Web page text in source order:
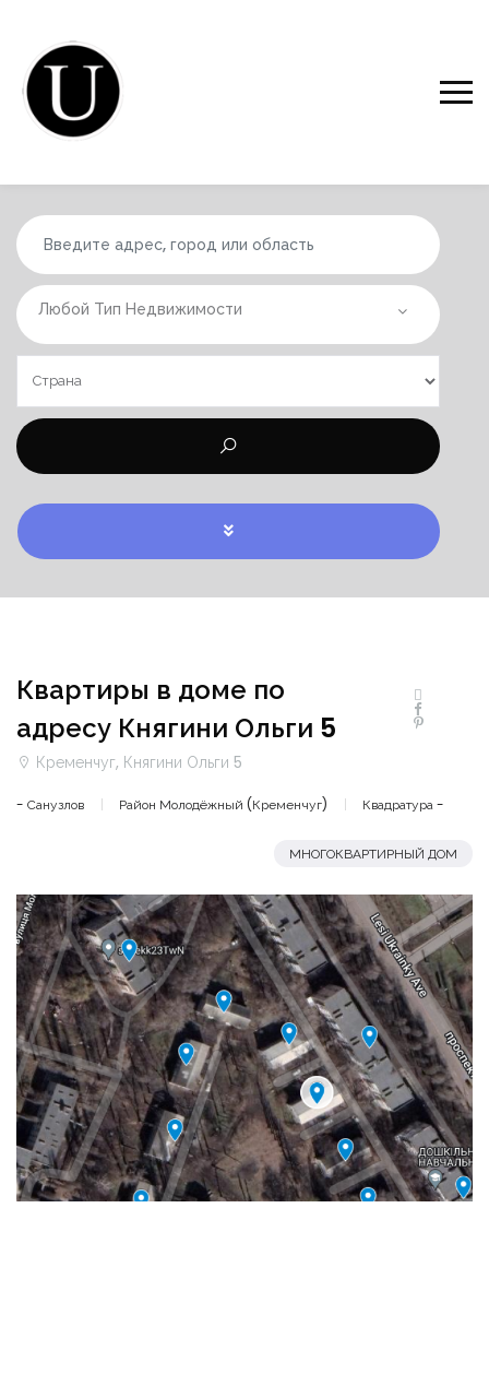
Любой Тип Недвижимости
Квартиры в доме по
адресу Княгини Ольги 5
Кременчуг, Княгини Ольги 5
- Санузлов Район Молодёжный (Кременчуг) Квадратура -
МНОГОКВАРТИРНЫЙ ДОМ